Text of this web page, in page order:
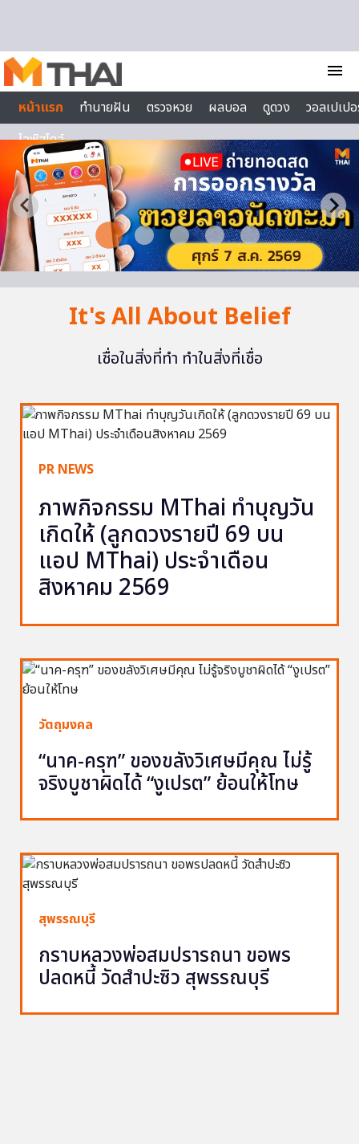
menu
หน้าแรก
ทำนายฝัน ตรวจหวย ผลบอล ดูดวง
วอลเปเป
ไลฟ์สไตล์
It's All About Belief
เชื่อในสิ่งที่ทำ ทำในสิ่งที่เชื่อ
PR NEWS
ภาพกิจกรรม MThai ทำบุญวัน
เกิดให้ (ลูกดวงรายปี 69 บน
แอป MThai) ประจำเดือน
สิงหาคม 2569
วัตถุมงคล
“นาค-ครุฑ” ของขลังวิเศษมีคุณ ไม่รู้
จริงบูชาผิดได้ “งูเปรต” ย้อนให้โทษ
สุพรรณบุรี
กราบหลวงพ่อสมปรารถนา ขอพร
ปลดหนี้ วัดสำปะซิว สุพรรณบุรี